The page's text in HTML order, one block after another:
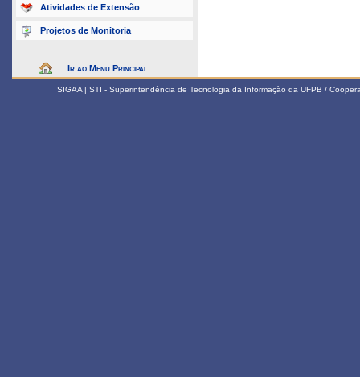
Atividades de Extensão
Projetos de Monitoria
Ir ao Menu Principal
SIGAA | STI - Superintendência de Tecnologia da Informação da UFPB /